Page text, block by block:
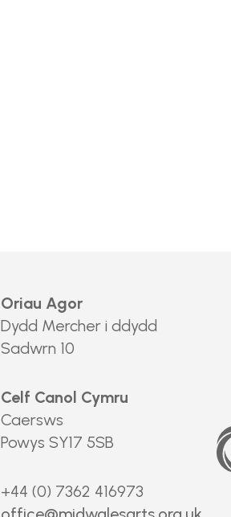
Oriau Agor
Dydd Mercher i ddydd
Sadwrn 10
Celf Canol Cymru
Caersws
Powys SY17 5SB
+44 (0) 7362 416973
Arts
of
Wales